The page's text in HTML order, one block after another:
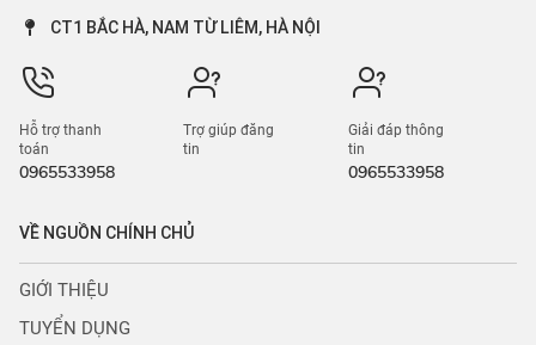
CT1 BẮC HÀ, NAM TỪ LIÊM, HÀ NỘI
Hỗ trợ thanh
toán
0965533958
Trợ giúp đăng
tin
Giải đáp thông
tin
0965533958
VỀ NGUỒN CHÍNH CHỦ
GIỚI THIỆU
TUYỂN DỤNG